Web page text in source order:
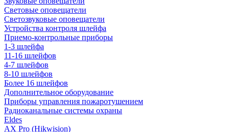
Световые оповещатели
Светозвуковые оповещатели
Устройства контроля шлейфа
Приемо-контрольные приборы
1-3 шлейфа
11-16 шлейфов
4-7 шлейфов
8-10 шлейфов
Более 16 шлейфов
Дополнительное оборудование
Приборы управления пожаротушением
Радиоканальные системы охраны
Eldes
AX Pro (Hikwision)